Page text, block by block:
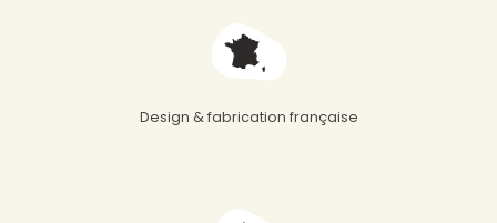
Design & fabrication française